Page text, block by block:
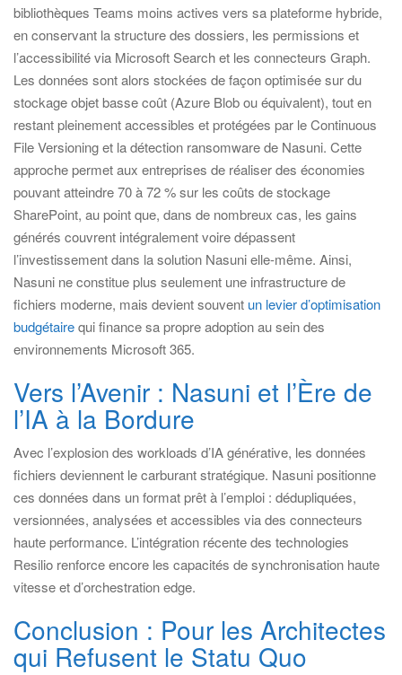
bibliothèques Teams moins actives vers sa plateforme hybride,
en conservant la structure des dossiers, les permissions et
l’accessibilité via Microsoft Search et les connecteurs Graph.
Les données sont alors stockées de façon optimisée sur du
stockage objet basse coût (Azure Blob ou équivalent), tout en
restant pleinement accessibles et protégées par le Continuous
File Versioning et la détection ransomware de Nasuni. Cette
approche permet aux entreprises de réaliser des économies
pouvant atteindre 70 à 72 % sur les coûts de stockage
SharePoint, au point que, dans de nombreux cas, les gains
générés couvrent intégralement voire dépassent
l’investissement dans la solution Nasuni elle-même. Ainsi,
Nasuni ne constitue plus seulement une infrastructure de
fichiers moderne, mais devient souvent un levier d’optimisation
budgétairequi finance sa propre adoption au sein des
environnements Microsoft 365.
Vers l’Avenir : Nasuni et l’Ère de
l’IA à la Bordure
Avec l’explosion des workloads d’IA générative, les données
fichiers deviennent le carburant stratégique. Nasuni positionne
ces données dans un format prêt à l’emploi : dédupliquées,
versionnées, analysées et accessibles via des connecteurs
haute performance. L’intégration récente des technologies
Resilio renforce encore les capacités de synchronisation haute
vitesse et d’orchestration edge.
Conclusion : Pour les Architectes
qui Refusent le Statu Quo